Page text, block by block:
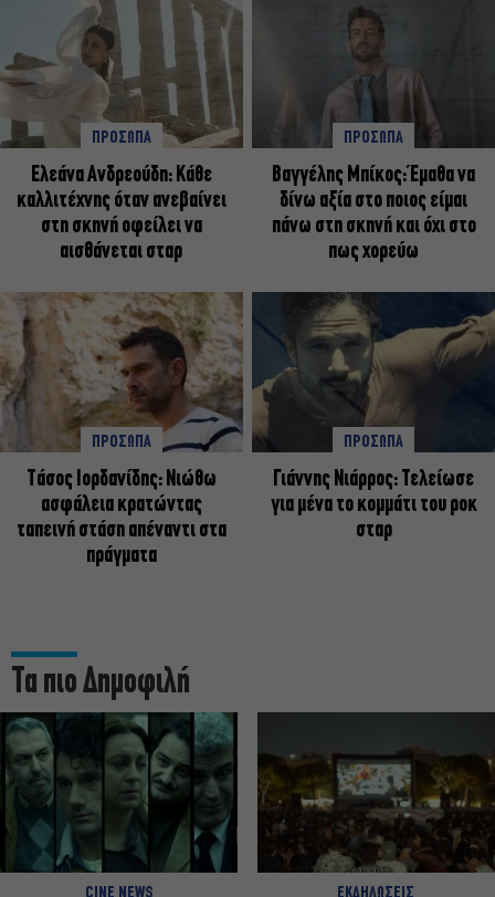
ΠΡΟΣΩΠΑ
Ελεάνα Ανδρεούδη: Κάθε
καλλιτέχνης όταν ανεβαίνει
στη σκηνή οφείλει να
αισθάνεται σταρ
ΠΡΟΣΩΠΑ
Βαγγέλης Μπίκος: Έμαθα να
δίνω αξία στο ποιος είμαι
πάνω στη σκηνή και όχι στο
πως χορεύω
ΠΡΟΣΩΠΑ
Tάσος Ιορδανίδης: Νιώθω
ασφάλεια κρατώντας
ταπεινή στάση απέναντι στα
πράγματα
ΠΡΟΣΩΠΑ
Γιάννης Νιάρρος: Τελείωσε
για μένα το κομμάτι του ροκ
σταρ
Τα πιο Δημοφιλή